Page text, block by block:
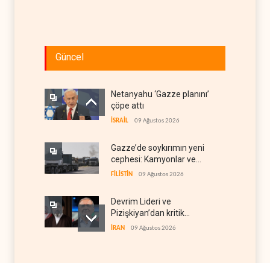
Güncel
Netanyahu ‘Gazze planını’
çöpe attı
İSRAİL 09 Ağustos 2026
Gazze’de soykırımın yeni
cephesi: Kamyonlar ve
sürücüler de hedefte
FİLİSTİN 09 Ağustos 2026
Devrim Lideri ve
Pizişkiyan’dan kritik
görüşme
İRAN 09 Ağustos 2026